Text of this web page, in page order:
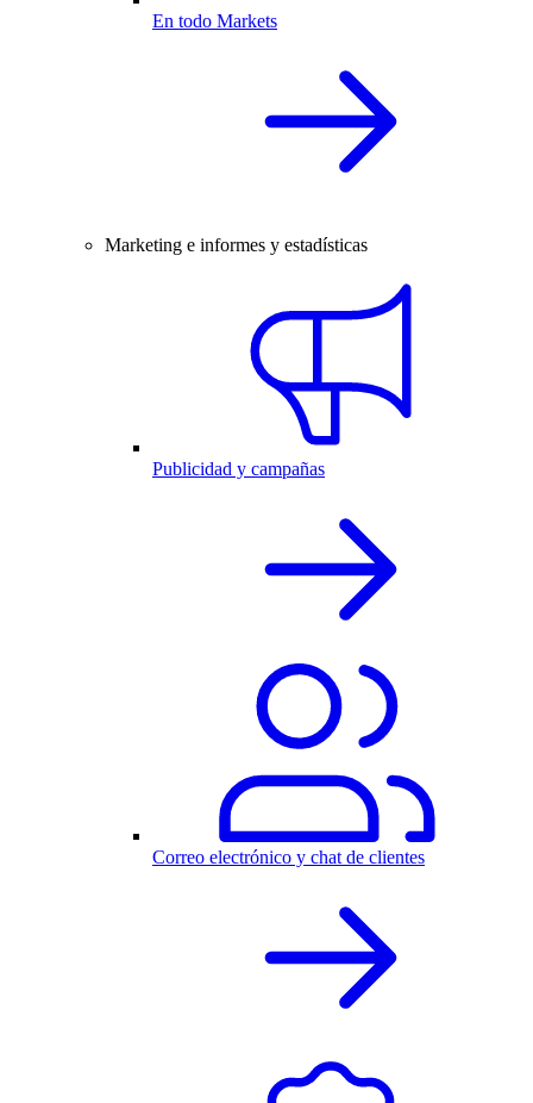
En todo Markets
Marketing e informes y estadísticas
Publicidad y campañas
Correo electrónico y chat de clientes